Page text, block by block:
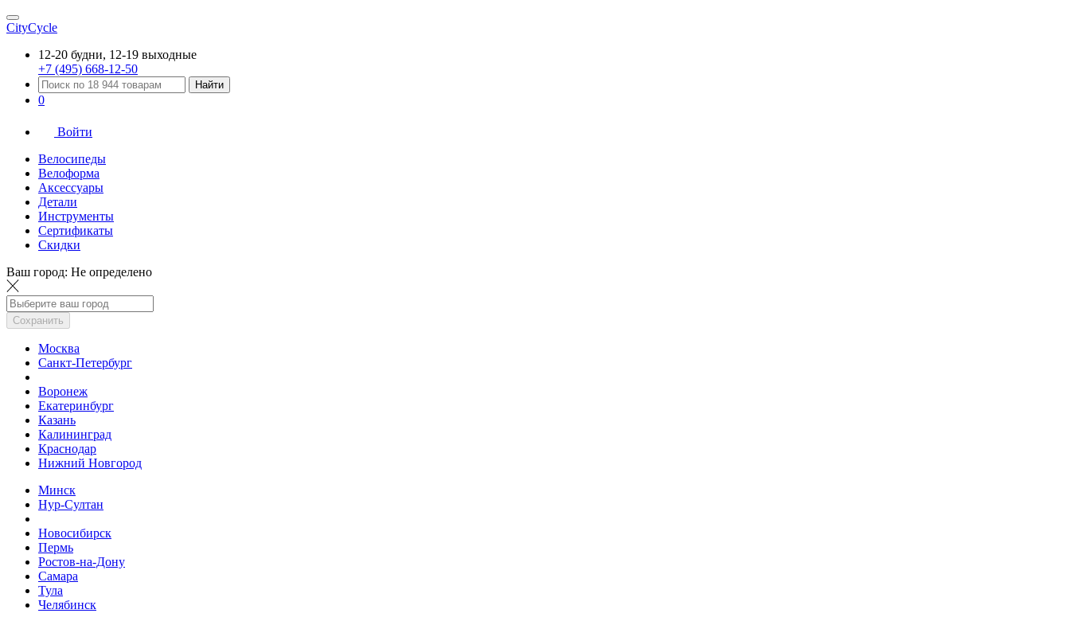
CityCycle
12-20 будни, 12-19 выходные
+7 (495) 668-12-50
Найти
0
Войти
Велосипеды
Велоформа
Аксессуары
Детали
Инструменты
Сертификаты
Скидки
Ваш город: Не определено
Сохранить
Москва
Санкт-Петербург
Воронеж
Екатеринбург
Казань
Калининград
Краснодар
Нижний Новгород
Минск
Нур-Султан
Новосибирск
Пермь
Ростов-на-Дону
Самара
Тула
Челябинск